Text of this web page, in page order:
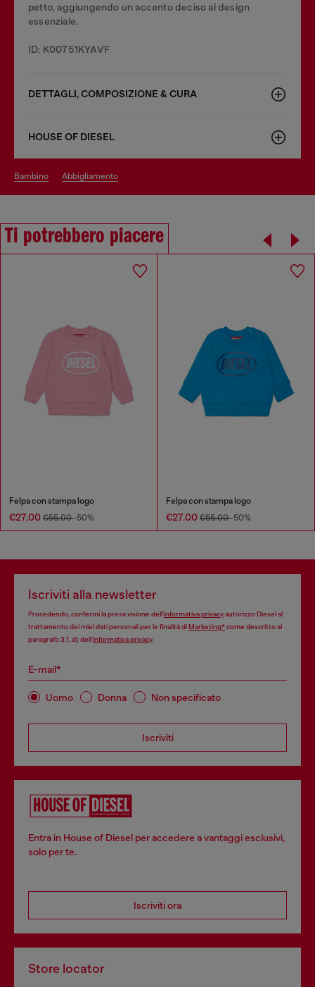
petto, aggiungendo un accento deciso al design
essenziale.
ID: K00751KYAVF
DETTAGLI, COMPOSIZIONE & CURA
HOUSE OF DIESEL
bambino abbigliamento
Ti potrebbero piacere
Felpa con stampa logo
€27.00 €55.00-50%
Felpa con stampa logo
€27.00 €55.00-50%
Iscriviti alla newsletter
Procedendo, confermi la presa visione dell’informativa privacyautorizzo Diesel al
trattamento dei miei dati personali per le finalità diMarketing*come descritto al
paragrafo 3.1, d) dell’informativa privacy.
E-mail*
Uomo Donna Non specificato
Iscriviti
Entra in House of Diesel per accedere a vantaggi esclusivi,
solo per te.
Iscriviti ora
Store locator